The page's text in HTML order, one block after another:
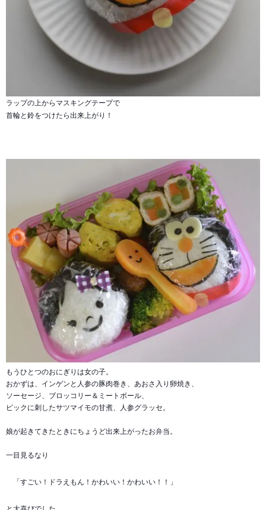
ラップの上からマスキングテープで
首輪と鈴をつけたら出来上がり！
もうひとつのおにぎりは女の子。
おかずは、インゲンと人参の豚肉巻き、あおさ入り卵焼き、
ソーセージ、ブロッコリー＆ミートボール、
ピックに刺したサツマイモの甘煮、人参グラッセ。
娘が起きてきたときにちょうど出来上がったお弁当。
一目見るなり
「すごい！ドラえもん！かわいい！かわいい！！」